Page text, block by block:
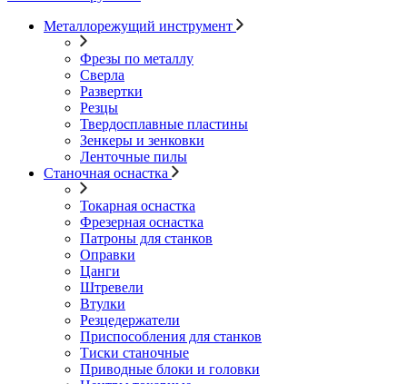
Металлорежущий инструмент
Фрезы по металлу
Сверла
Развертки
Резцы
Твердосплавные пластины
Зенкеры и зенковки
Ленточные пилы
Станочная оснастка
Токарная оснастка
Фрезерная оснастка
Патроны для станков
Оправки
Цанги
Штревели
Втулки
Резцедержатели
Приспособления для станков
Тиски станочные
Приводные блоки и головки